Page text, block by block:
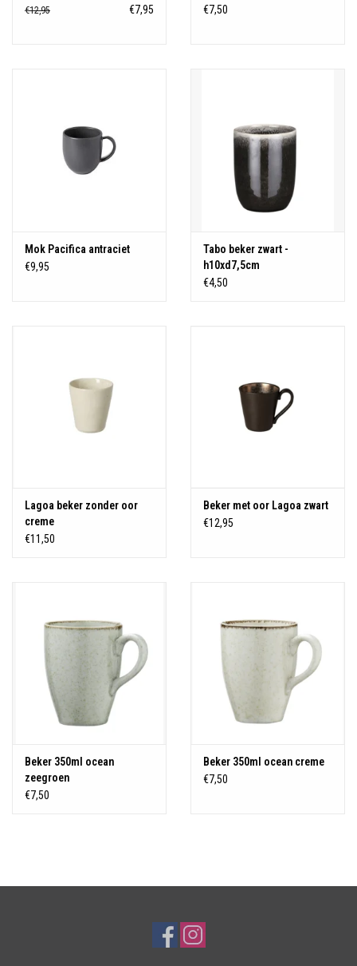
€12,95 €7,95
€7,50
Mok Pacifica antraciet
€9,95
Tabo beker zwart -
h10xd7,5cm
€4,50
Lagoa beker zonder oor
creme
€11,50
Beker met oor Lagoa zwart
€12,95
Beker 350ml ocean
zeegroen
€7,50
Beker 350ml ocean creme
€7,50